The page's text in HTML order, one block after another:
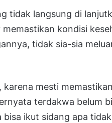
tidak langsung di
kondisi
tidak sia-sia
mesti
terdakwa belum
ikut sidang apa